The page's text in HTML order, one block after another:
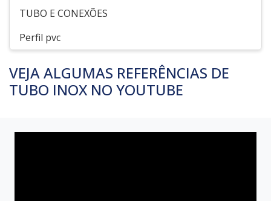
TUBO E CONEXÕES
Perfil pvc
VEJA ALGUMAS REFERÊNCIAS DE
TUBO INOX NO YOUTUBE